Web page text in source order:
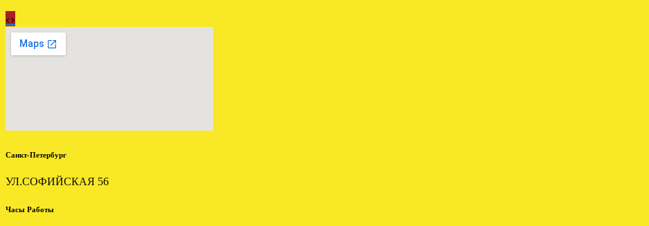
АКПП БМВ Е39 2.5 5HP19
установлена в СПБ
ФОРД ЭКСПЛОРЕР 4.6
‹›
Санкт-Петербург
УЛ.СОФИЙСКАЯ 56
Часы Работы